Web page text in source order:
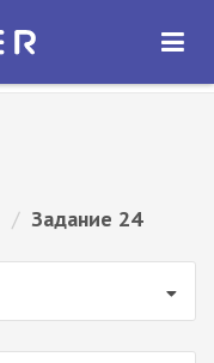
ОТКРЫТЬ
/ Задание 24